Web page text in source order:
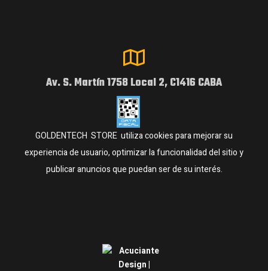
Av. S. Martín 1758 Local 2, C1416 CABA
GOLDENTECH STORE utiliza cookies para mejorar su
experiencia de usuario, optimizar la funcionalidad del sitio y
publicar anuncios que puedan ser de su interés.